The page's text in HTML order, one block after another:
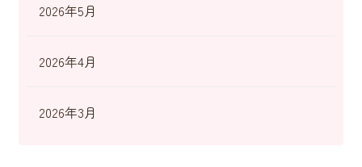
2026年5月
2026年4月
2026年3月